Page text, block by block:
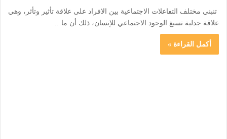
تنبني مختلف التفاعلات الاجتماعية بين الافراد على علاقة تأثير وتأثر، وهي
علاقة جدلية تسبغ الوجود الاجتماعي للإنسان، ذلك أن ما…
أكمل القراءة »